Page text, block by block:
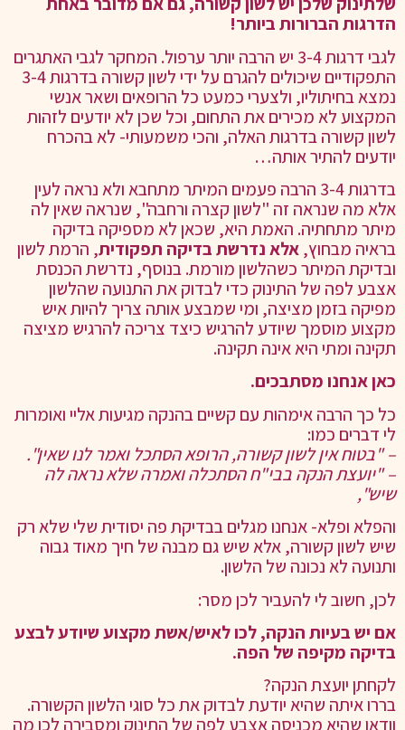
הדרגות הברורות ביותר!
לגבי דרגות 3-4 יש הרבה יותר ערפול. המחקר לגבי האתגרים
התפקודיים שיכולים להגרם על ידי לשון קשורה בדרגות 3-4
נמצא בחיתוליו, ולצערי כמעט כל הרופאים ושאר אנשי
המקצוע לא מכירים את התחום, וכל שכן לא יודעים לזהות
לשון קשורה בדרגות האלה, והכי משמעותי- לא בהכרח
יודעים להתיר אותה…
בדרגות 3-4 הרבה פעמים המיתר מתחבא ולא נראה לעין
אלא מה שנראה זה "לשון קצרה ורחבה", שנראה שאין לה
מיתר מתחתיה. האמת היא, שכאן לא מספיקה בדיקה
בראיה מבחוץ,אלא נדרשת בדיקה תפקודית, הרמת לשון
ובדיקת המיתר כשהלשון מורמת. בנוסף, נדרשת הכנסת
אצבע לפה של התינוק כדי לבדוק את התנועה שהלשון
מפיקה בזמן מציצה, ומי שמבצע אותה צריך להיות איש
מקצוע מוסמך שיודע להרגיש כיצד צריכה להרגיש מציצה
תקינה ומתי היא אינה תקינה.
כאן אנחנו מסתבכים.
כל כך הרבה אימהות עם קשיים בהנקה מגיעות אליי ואומרות
לי דברים כמו:
– "בטוח אין לשון קשורה, הרופא הסתכל ואמר לנו שאין".
– "יועצת הנקה בבי"ח הסתכלה ואמרה שלא נראה לה
שיש",
והפלא ופלא- אנחנו מגלים בבדיקת פה יסודית שלי שלא רק
שיש לשון קשורה, אלא שיש גם מבנה של חיך מאוד גבוה
ותנועה לא נכונה של הלשון.
לכן, חשוב לי להעביר לכן מסר:
אם יש בעיות הנקה, לכו לאיש/אשת מקצוע שיודע לבצע
בדיקה מקיפה של הפה.
לקחתן יועצת הנקה?
בררו איתה שהיא יודעת לבדוק את כל סוגי הלשון הקשורה.
וודאו שהיא מכניסה אצבע לפה של התינוק ומסבירה לכן מה